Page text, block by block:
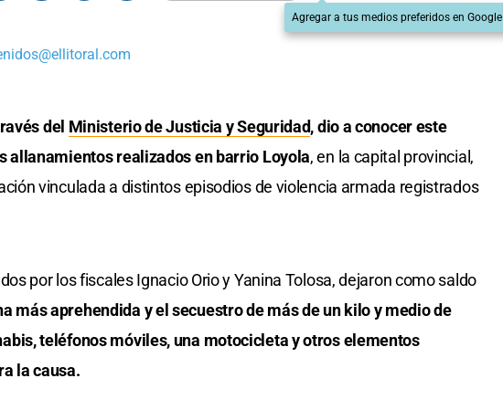
Agregar a tus medios preferidos en Google
del Ministerio de Justicia y Seguridad, dio a conocer este
allanamientos realizados en barrio Loyola, en la capital provincial,
vinculada a distintos episodios de violencia armada registrados
por los fiscales Ignacio Orio y Yanina Tolosa, dejaron como saldo
más aprehendida y el secuestro de más de un kilo y medio de
teléfonos móviles, una motocicleta y otros elementos
la causa.